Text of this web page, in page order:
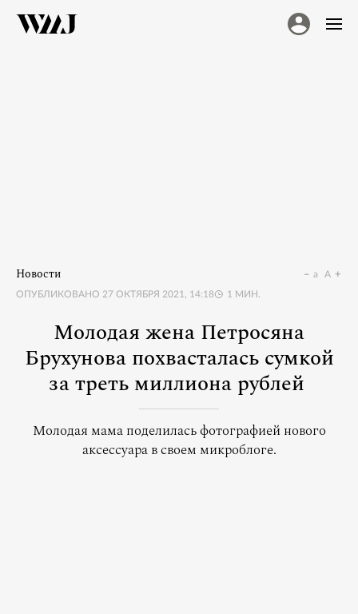
Новости
ОПУБЛИКОВАНО 27 ОКТЯБРЯ 2021, 14:18 1 МИН.
a A
Молодая жена Петросяна
Брухунова похвасталась сумкой
за треть миллиона рублей
Молодая мама поделилась фотографией нового
аксессуара в своем микроблоге.